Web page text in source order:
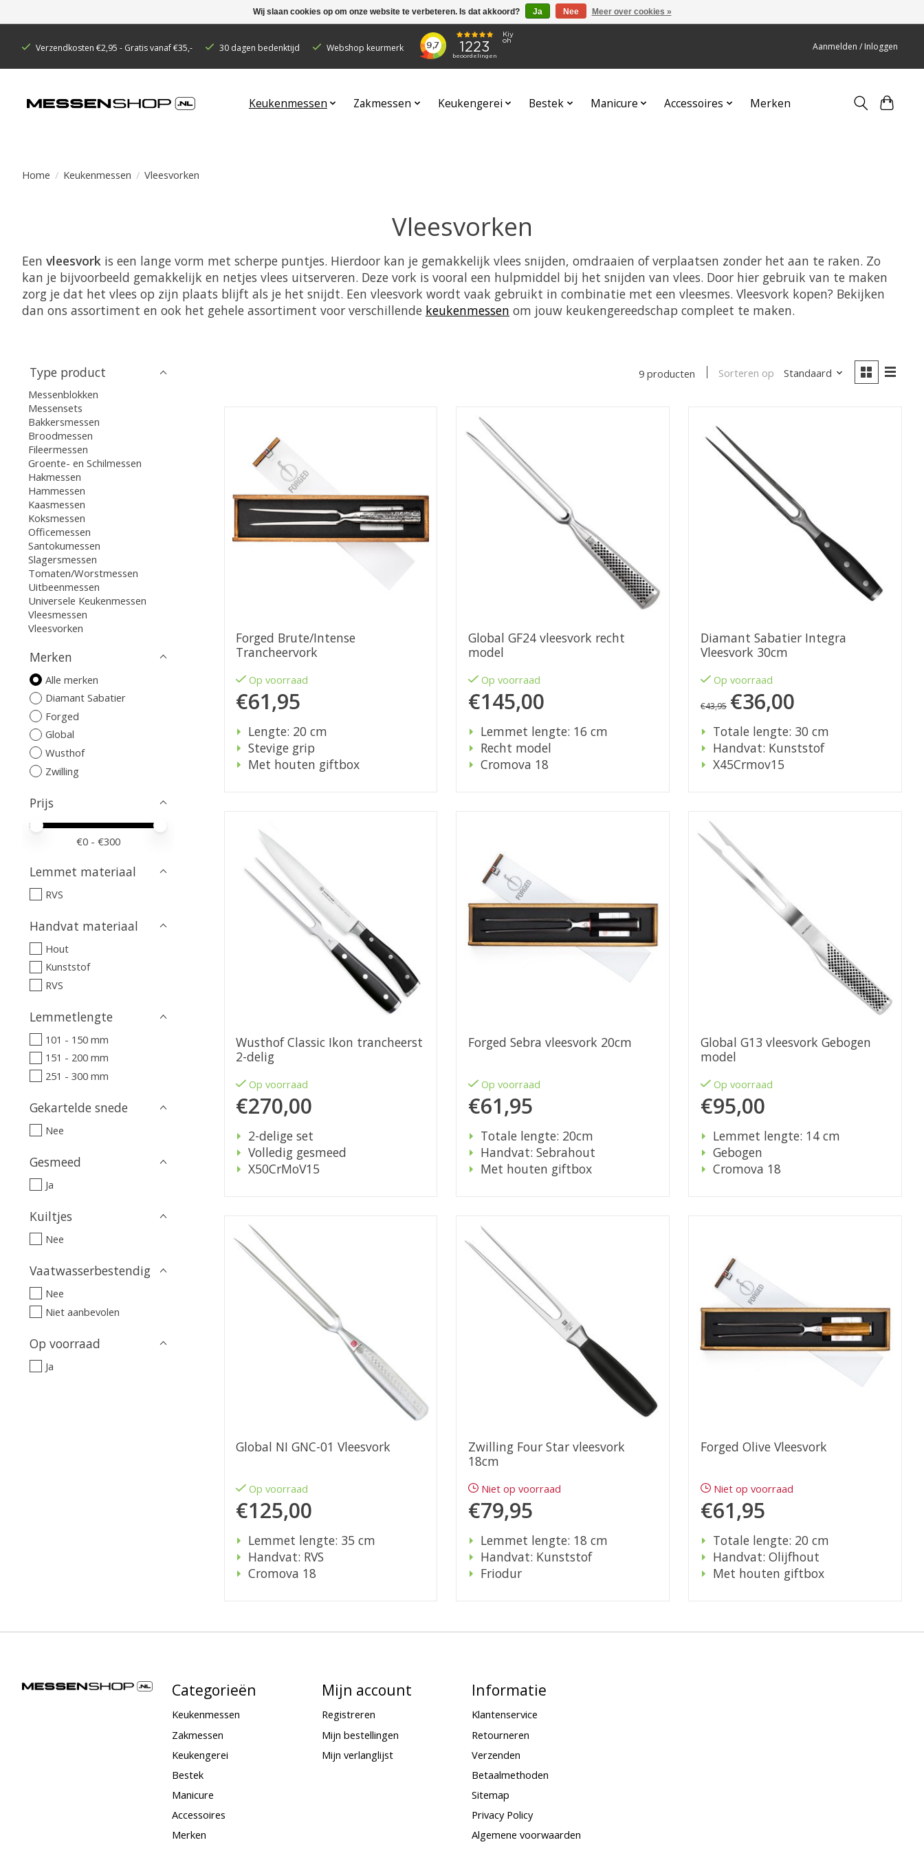
Verzendkosten €2,95 - Gratis vanaf €35,- 30 dagen bedenktijd Webshop keurmerk Aanmelden / Inloggen
Keukenmessen Zakmessen Keukengerei Bestek Manicure Accessoires Merken
Home / Keukenmessen / Vleesvorken
Vleesvorken
Een vleesvork is een lange vorm met scherpe puntjes. Hierdoor kan je gemakkelijk vlees snijden, omdraaien of verplaatsen zonder het aan te raken. Zo
kan je bijvoorbeeld gemakkelijk en netjes vlees uitserveren. Deze vork is vooral een hulpmiddel bij het snijden van vlees. Door hier gebruik van te maken
zorg je dat het vlees op zijn plaats blijft als je het snijdt. Een vleesvork wordt vaak gebruikt in combinatie met een vleesmes. Vleesvork kopen? Bekijken
dan ons assortiment en ook het gehele assortiment voor verschillende keukenmessen om jouw keukengereedschap compleet te maken.
Type product
Messenblokken
Messensets
Bakkersmessen
Broodmessen
Fileermessen
Groente- en Schilmessen
Hakmessen
Hammessen
Kaasmessen
Koksmessen
Officemessen
Santokumessen
Slagersmessen
Tomaten/Worstmessen
Uitbeenmessen
Universele Keukenmessen
Vleesmessen
Vleesvorken
Merken
Alle merken
Diamant Sabatier
Forged
Global
Wusthof
Zwilling
Prijs
Minimale prijswaarde
Price maximum value
€0 - €300
Lemmet materiaal
RVS
Handvat materiaal
Hout
Kunststof
RVS
Lemmetlengte
101 - 150 mm
151 - 200 mm
251 - 300 mm
Gekartelde snede
Nee
Gesmeed
Ja
Kuiltjes
Nee
Vaatwasserbestendig
Nee
Niet aanbevolen
Op voorraad
Ja
9 producten Sorteren op Standaard
Forged Brute/Intense
Trancheervork
Op voorraad
€61,95
Lengte: 20 cm
Stevige grip
Met houten giftbox
Global GF24 vleesvork recht
model
Op voorraad
€145,00
Lemmet lengte: 16 cm
Recht model
Cromova 18
Diamant Sabatier Integra
Vleesvork 30cm
Op voorraad
€43,95 €36,00
Totale lengte: 30 cm
Handvat: Kunststof
X45Crmov15
Wusthof Classic Ikon trancheerst
2-delig
Op voorraad
€270,00
2-delige set
Volledig gesmeed
X50CrMoV15
Forged Sebra vleesvork 20cm
Op voorraad
€61,95
Totale lengte: 20cm
Handvat: Sebrahout
Met houten giftbox
Global G13 vleesvork Gebogen
model
Op voorraad
€95,00
Lemmet lengte: 14 cm
Gebogen
Cromova 18
Global NI GNC-01 Vleesvork
Op voorraad
€125,00
Lemmet lengte: 35 cm
Handvat: RVS
Cromova 18
Zwilling Four Star vleesvork
18cm
Niet op voorraad
€79,95
Lemmet lengte: 18 cm
Handvat: Kunststof
Friodur
Forged Olive Vleesvork
Niet op voorraad
€61,95
Totale lengte: 20 cm
Handvat: Olijfhout
Met houten giftbox
Categorieën
Keukenmessen
Zakmessen
Keukengerei
Bestek
Manicure
Accessoires
Merken
Mijn account
Registreren
Mijn bestellingen
Mijn verlanglijst
Informatie
Klantenservice
Retourneren
Verzenden
Betaalmethoden
Sitemap
Privacy Policy
Algemene voorwaarden
Wij slaan cookies op om onze website te verbeteren. Is dat akkoord? Ja Nee Meer over cookies »